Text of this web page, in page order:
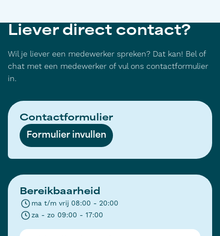
Liever direct contact?
Wil je liever een medewerker spreken? Dat kan! Bel of
chat met een medewerker of vul ons contactformulier
in.
Contactformulier
Formulier invullen
Bereikbaarheid
ma t/m vrij 08:00 - 20:00
za - zo 09:00 - 17:00